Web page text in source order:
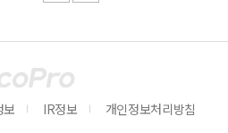
보 IR정보 개인정보처리방침